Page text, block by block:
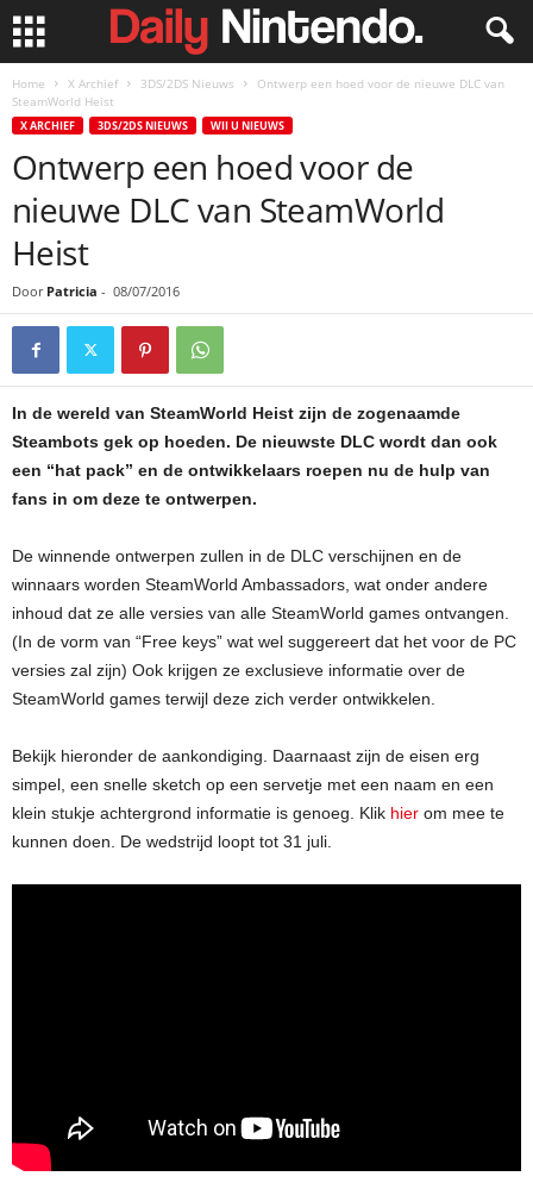
Home X Archief 3DS/2DS Nieuws
Ontwerp een hoed voor de nieuwe DLC van
SteamWorld Heist
X ARCHIEF 3DS/2DS NIEUWS WII U NIEUWS
Ontwerp een hoed voor de
nieuwe DLC van SteamWorld
Heist
Door Patricia - 08/07/2016
In de wereld van SteamWorld Heist zijn de zogenaamde
Steambots gek op hoeden. De nieuwste DLC wordt dan ook
een “hat pack” en de ontwikkelaars roepen nu de hulp van
fans in om deze te ontwerpen.
De winnende ontwerpen zullen in de DLC verschijnen en de
winnaars worden SteamWorld Ambassadors, wat onder andere
inhoud dat ze alle versies van alle SteamWorld games ontvangen.
(In de vorm van “Free keys” wat wel suggereert dat het voor de PC
versies zal zijn) Ook krijgen ze exclusieve informatie over de
SteamWorld games terwijl deze zich verder ontwikkelen.
Bekijk hieronder de aankondiging. Daarnaast zijn de eisen erg
simpel, een snelle sketch op een servetje met een naam en een
klein stukje achtergrond informatie is genoeg. Klik hier om mee te
kunnen doen. De wedstrijd loopt tot 31 juli.